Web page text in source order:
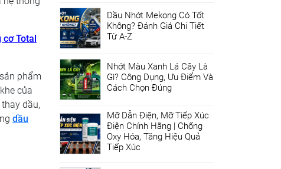
cơ Total
phẩm
của
dầu,
dầu
Dầu Nhớt Mekong Có Tốt
Không? Đánh Giá Chi Tiết
Từ A-Z
Nhớt Màu Xanh Lá Cây Là
Gì? Công Dụng, Ưu Điểm Và
Cách Chọn Đúng
Mỡ Dẫn Điện, Mỡ Tiếp Xúc
Điện Chính Hãng | Chống
Oxy Hóa, Tăng Hiệu Quả
Tiếp Xúc